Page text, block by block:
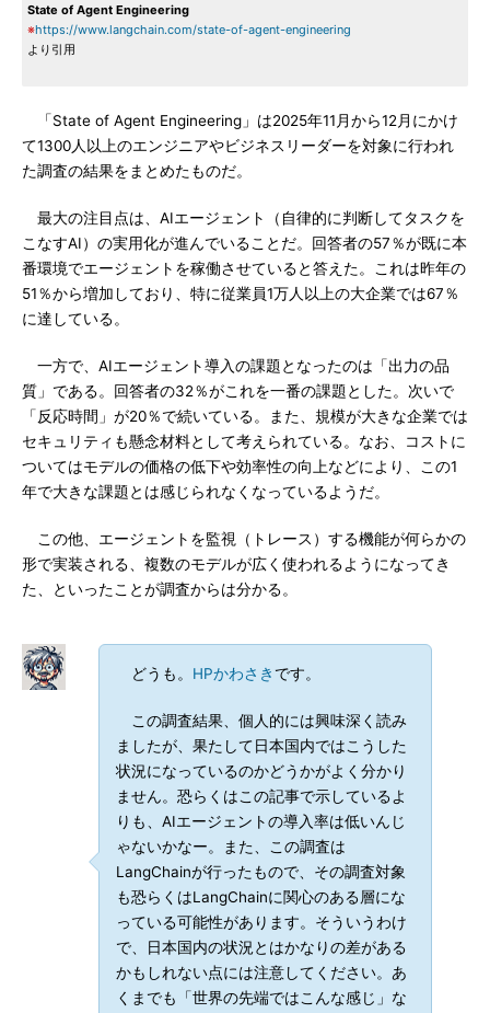
State of Agent Engineering
※https://www.langchain.com/state-of-agent-engineering
より引用
「State of Agent Engineering」は2025年11月から12月にかけ
て1300人以上のエンジニアやビジネスリーダーを対象に行われ
た調査の結果をまとめたものだ。
最大の注目点は、AIエージェント（自律的に判断してタスクを
こなすAI）の実用化が進んでいることだ。回答者の57％が既に本
番環境でエージェントを稼働させていると答えた。これは昨年の
51％から増加しており、特に従業員1万人以上の大企業では67％
に達している。
一方で、AIエージェント導入の課題となったのは「出力の品
質」である。回答者の32％がこれを一番の課題とした。次いで
「反応時間」が20％で続いている。また、規模が大きな企業では
セキュリティも懸念材料として考えられている。なお、コストに
ついてはモデルの価格の低下や効率性の向上などにより、この1
年で大きな課題とは感じられなくなっているようだ。
この他、エージェントを監視（トレース）する機能が何らかの
形で実装される、複数のモデルが広く使われるようになってき
た、といったことが調査からは分かる。
どうも。 HPかわさき です。
この調査結果、個人的には興味深く読み
ましたが、果たして日本国内ではこうした
状況になっているのかどうかがよく分かり
ません。恐らくはこの記事で示しているよ
りも、AIエージェントの導入率は低いんじ
ゃないかなー。また、この調査は
LangChainが行ったもので、その調査対象
も恐らくはLangChainに関心のある層にな
っている可能性があります。そういうわけ
で、日本国内の状況とはかなりの差がある
かもしれない点には注意してください。あ
くまでも「世界の先端ではこんな感じ」な